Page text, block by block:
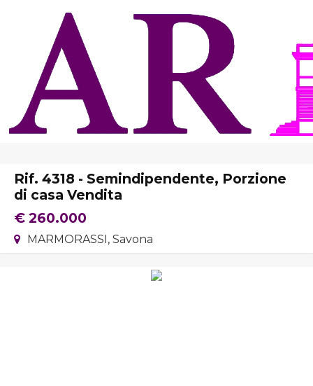
Chi Siamo
Immobili In Vendita
Servizi
Lascia Una Richiesta
Contatti
Rif. 4318 - Semindipendente, Porzione
di casa Vendita
€ 260.000
MARMORASSI, Savona